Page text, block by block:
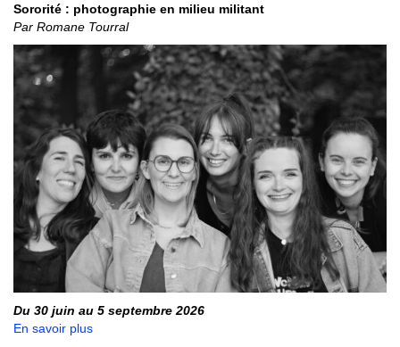
Sororité : photographie en milieu militant
Par Romane Tourral
Du 30 juin au 5 septembre 2026
En savoir plus